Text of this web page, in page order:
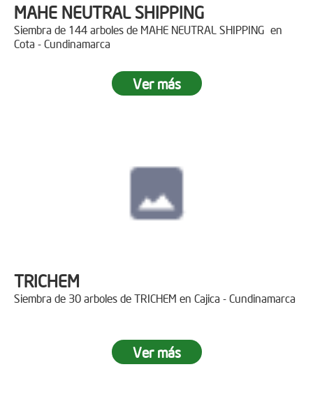
MAHE NEUTRAL SHIPPING
Siembra de 144 arboles de MAHE NEUTRAL SHIPPING en
Cota - Cundinamarca
Ver más
TRICHEM
Siembra de 30 arboles de TRICHEM en Cajica - Cundinamarca
Ver más